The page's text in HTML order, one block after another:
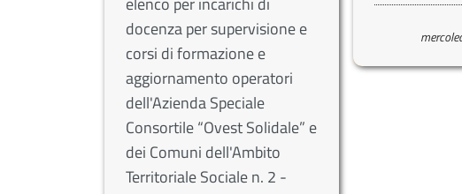
docenza per supervisione e
corsi di formazione e
aggiornamento operatori
dell'Azienda Speciale
Consortile “Ovest Solidale” e
dei Comuni dell'Ambito
Territoriale Sociale n. 2 -